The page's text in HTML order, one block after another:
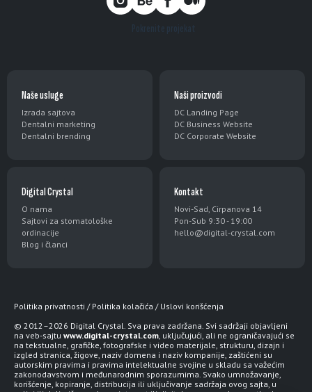
Naše usluge
Izrada sajtova
Dentalni marketing
Dentalni brending
Naši proizvodi
DC Landing Page
DC Business Website
DC Corporate Website
Digital Crystal
O nama
Sajtovi za stomatološke
ordinacije
Blog i članci
Kontakt
Novi-Sad, Cirpanova 14
Pon-Sub 9:30 - 19:00
hello@digital-crystal.com
Politika privatnosti / Politika kolačića / Uslovi korišćenja
© 2012–2026 Digital Crystal. Sva prava zadržana. Svi sadržaji objavljeni
na veb-sajtu www.digital-crystal.com, uključujući, ali ne ograničavajući se
na tekstualne, grafičke, fotografske i video materijale, strukturu, dizajn i
izgled stranica, žigove, naziv domena i naziv kompanije, zaštićeni su
autorskim pravima i pravima intelektualne svojine u skladu sa važećim
zakonodavstvom i međunarodnim sporazumima. Svako umnožavanje,
korišćenje, kopiranje, distribucija ili uključivanje sadržaja ovog sajta, u
ES Español
FR Français
DE
Deutsch
IT
Italiano